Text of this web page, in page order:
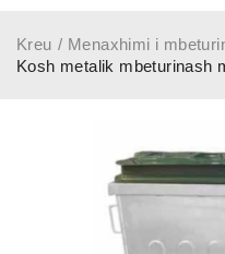
Kreu / Menaxhimi i
Kosh metalik mbeturinash